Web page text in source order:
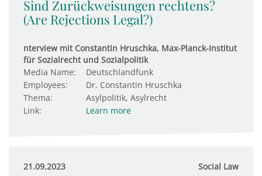
Sind Zurückweisungen rechtens?
(Are Rejections Legal?)
nterview mit Constantin Hruschka, Max-Planck-Institut
für Sozialrecht und Sozialpolitik
Media Name:
Deutschlandfunk
Employees:
Dr. Constantin Hruschka
Thema:
Asylpolitik, Asylrecht
Link:
Learn more
21.09.2023 Social Law